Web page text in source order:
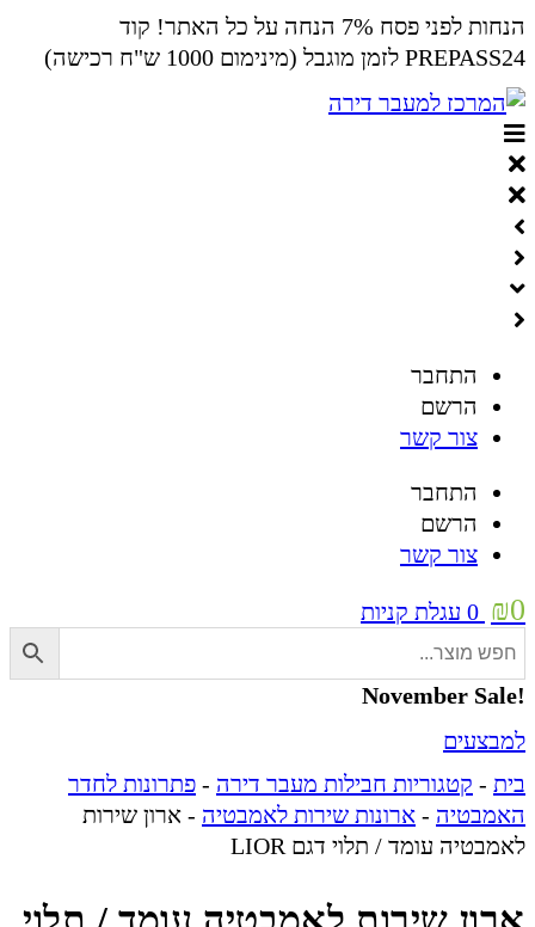
הנחות לפני פסח 7% הנחה על כל האתר! קוד
PREPASS24 לזמן מוגבל (מינימום 1000 ש"ח רכישה)
התחבר
הרשם
צור קשר
התחבר
הרשם
צור קשר
₪0
0 עגלת קניות
למבצעים
בית-קטגוריות חבילות מעבר דירה-פתרונות לחדר
האמבטיה-ארונות שירות לאמבטיה-ארון שירות
לאמבטיה עומד / תלוי דגם LIOR